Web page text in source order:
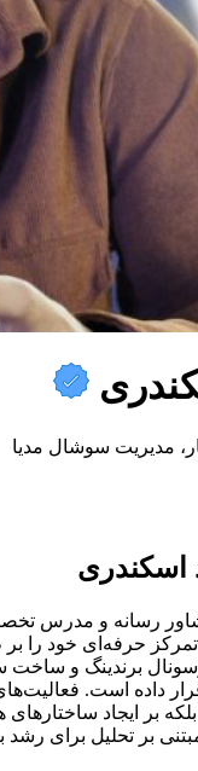
مدیریت سوشال مدیا
اسکندری
رسانه و مدرس
حرفه‌ای خود را
برندینگ و ساخت
داده است.
بر ایجاد ساختارهای
بر تحلیل برای